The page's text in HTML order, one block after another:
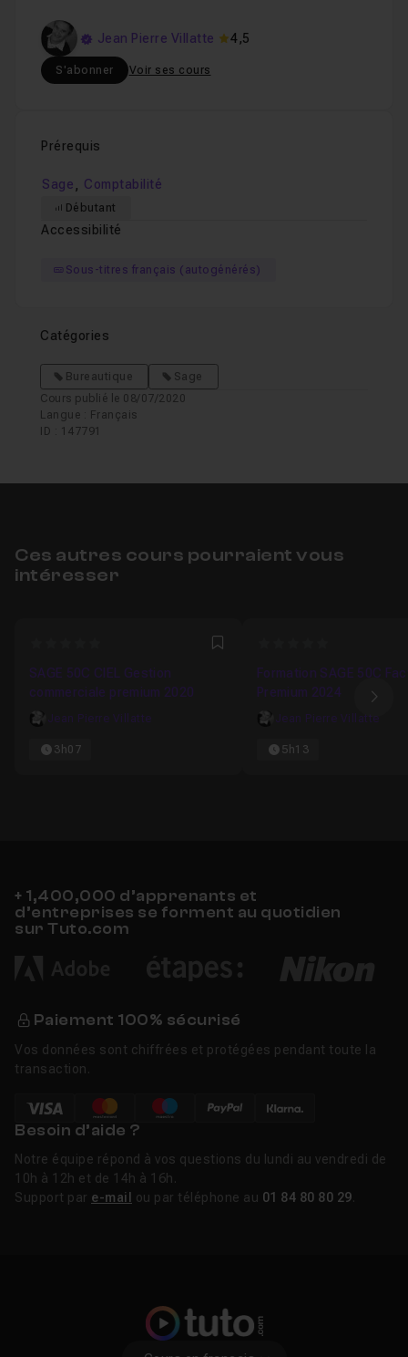
Jean Pierre Villatte 4,5
S'abonner Voir ses cours
Prérequis
Sage , Comptabilité
Débutant
Accessibilité
Sous-titres français (autogénérés)
Catégories
Bureautique
Sage
Cours publié le 08/07/2020
Langue : Français
ID : 147791
Ces autres cours pourraient vous
intéresser
Favori
SAGE 50C CIEL Gestion
commerciale premium 2020
Jean Pierre Villatte
3h07
Formation SAGE 50C
Premium 2024
Jean Pierre Villatte
5h13
+ 1,400,000 d’apprenants et
d’entreprises se forment au quotidien
sur Tuto.com
Paiement 100% sécurisé
Vos données sont chiffrées et protégées pendant toute la
transaction.
Besoin d’aide ?
Notre équipe répond à vos questions du lundi au vendredi de
10h à 12h et de 14h à 16h.
Support par e-mail ou par téléphone au 01 84 80 80 29